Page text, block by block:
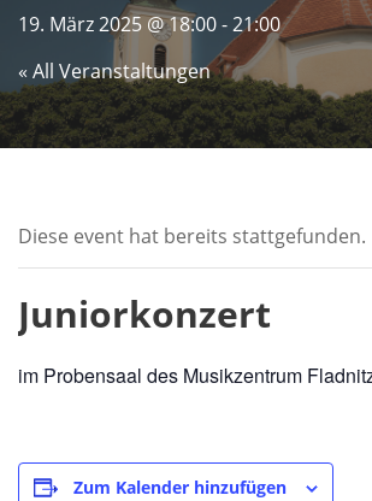
19. März 2025 @ 18:00-21:00
« All Veranstaltungen
Diese event hat bereits stattgefunden.
Juniorkonzert
im Probensaal des Musikzentrum
Zum Kalender hinzufügen